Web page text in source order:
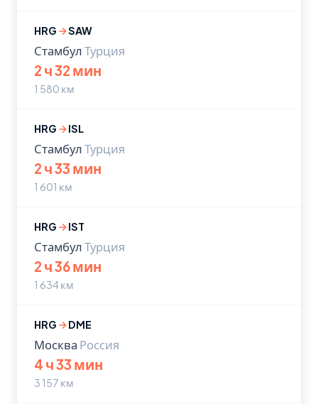
HRG SAW
СтамбулТурция
2 ч 32 мин
1 580 км
HRG ISL
СтамбулТурция
2 ч 33 мин
1 601 км
HRG IST
СтамбулТурция
2 ч 36 мин
1 634 км
HRG DME
Москва Россия
4 ч 33 мин
3 157 км